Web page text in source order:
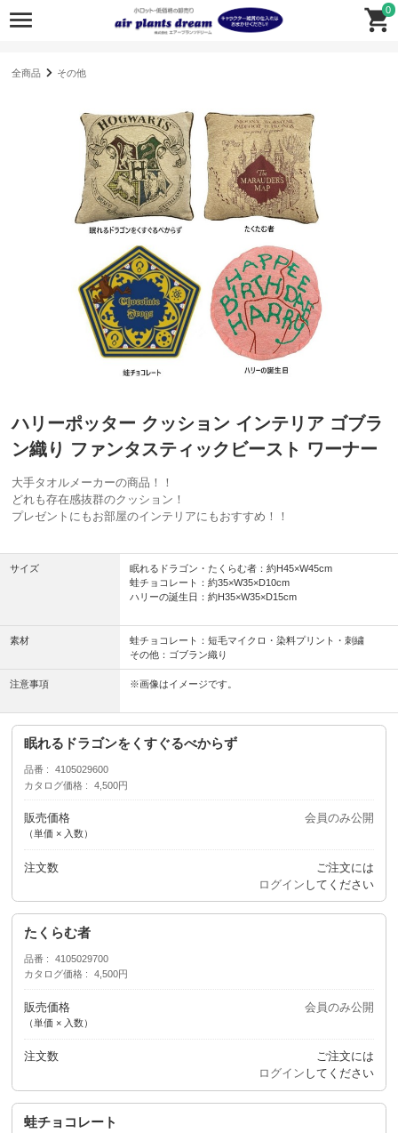
0
全商品 その他
ハリーポッター クッション インテリア ゴブラ
ン織り ファンタスティックビースト ワーナー
大手タオルメーカーの商品！！
どれも存在感抜群のクッション！
プレゼントにもお部屋のインテリアにもおすすめ！！
サイズ
眠れるドラゴン・たくらむ者：約H45×W45cm
蛙チョコレート：約35×W35×D10cm
ハリーの誕生日：約H35×W35×D15cm
素材
蛙チョコレート：短毛マイクロ・染料プリント・刺繍
その他：ゴブラン織り
注意事項 ※画像はイメージです。
眠れるドラゴンをくすぐるべからず
品番
4105029600
カタログ価格
4,500円
販売価格
（単価 × 入数）
会員のみ公開
注文数
ご注文には
ログイン してください
たくらむ者
品番
4105029700
カタログ価格
4,500円
販売価格
（単価 × 入数）
会員のみ公開
注文数
ご注文には
ログイン してください
蛙チョコレート